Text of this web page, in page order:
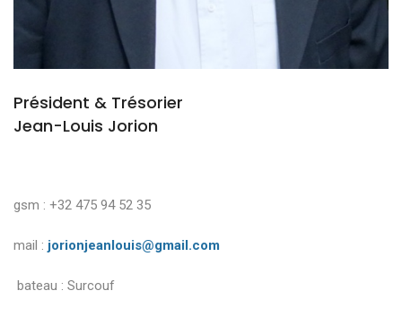
Président & Trésorier
Jean-Louis Jorion
gsm : +32 475 94 52 35
mail : jorionjeanlouis@gmail.com
bateau : Surcouf